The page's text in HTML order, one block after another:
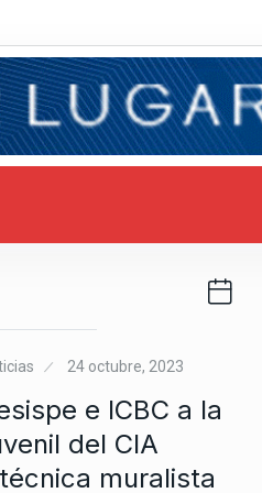
24 octubre, 2023
e ICBC a la
del CIA
muralista